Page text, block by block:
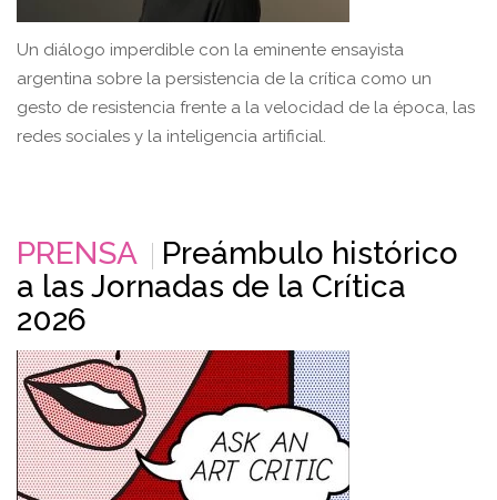
Un diálogo imperdible con la eminente ensayista
argentina sobre la persistencia de la crítica como un
gesto de resistencia frente a la velocidad de la época, las
redes sociales y la inteligencia artificial.
PRENSA
Preámbulo histórico
a las Jornadas de la Crítica
2026